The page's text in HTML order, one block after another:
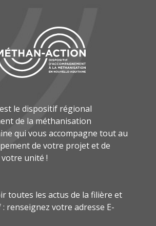
le dispositif régional
de la méthanisation
qui vous accompagne tout au
de votre projet et de
unité !
toutes les actus de la filière et
renseignez votre adresse E-